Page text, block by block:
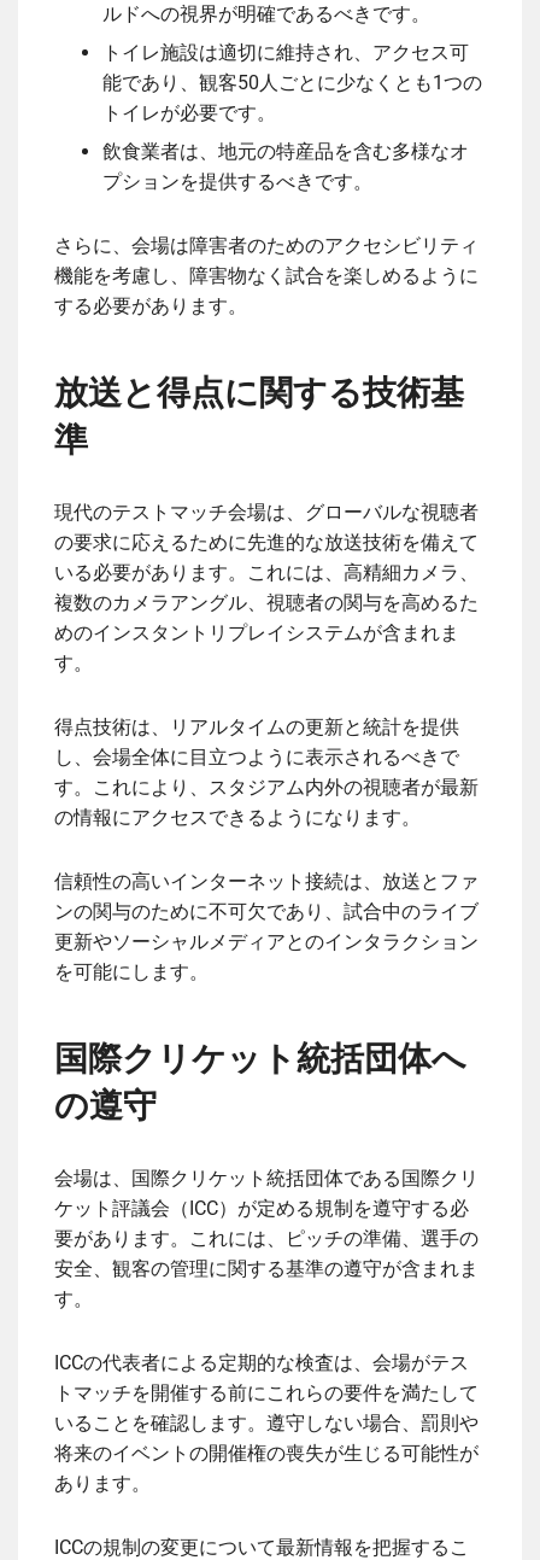
ルドへの視界が明確であるべきです。
トイレ施設は適切に維持され、アクセス可
能であり、観客50人ごとに少なくとも1つの
トイレが必要です。
飲食業者は、地元の特産品を含む多様なオ
プションを提供するべきです。
さらに、会場は障害者のためのアクセシビリティ
機能を考慮し、障害物なく試合を楽しめるように
する必要があります。
放送と得点に関する技術基
準
現代のテストマッチ会場は、グローバルな視聴者
の要求に応えるために先進的な放送技術を備えて
いる必要があります。これには、高精細カメラ、
複数のカメラアングル、視聴者の関与を高めるた
めのインスタントリプレイシステムが含まれま
す。
得点技術は、リアルタイムの更新と統計を提供
し、会場全体に目立つように表示されるべきで
す。これにより、スタジアム内外の視聴者が最新
の情報にアクセスできるようになります。
信頼性の高いインターネット接続は、放送とファ
ンの関与のために不可欠であり、試合中のライブ
更新やソーシャルメディアとのインタラクション
を可能にします。
国際クリケット統括団体へ
の遵守
会場は、国際クリケット統括団体である国際クリ
ケット評議会（ICC）が定める規制を遵守する必
要があります。これには、ピッチの準備、選手の
安全、観客の管理に関する基準の遵守が含まれま
す。
ICCの代表者による定期的な検査は、会場がテス
トマッチを開催する前にこれらの要件を満たして
いることを確認します。遵守しない場合、罰則や
将来のイベントの開催権の喪失が生じる可能性が
あります。
ICCの規制の変更について最新情報を把握するこ